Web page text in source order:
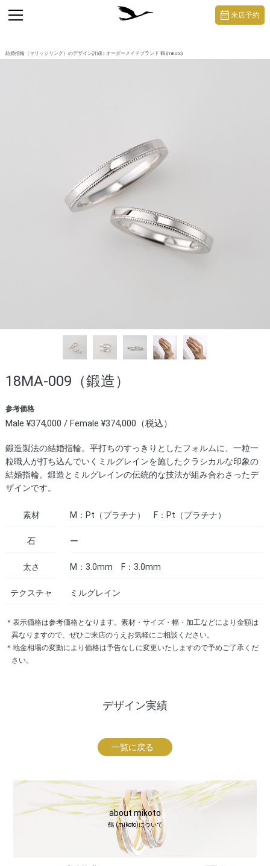
結婚指輪（マリッジリング）のデザイン詳細 | オーダーメイドブランド 鶴 (mikoto)
toggle
navigation
来店予約
18MA-009（鍛造）
参考価格
Male ¥374,000 / Female ¥374,000（税込）
鍛造製法の結婚指輪。平打ちのすっきりとしたフォルムに、一粒一
粒職人が打ち込んでいくミルグレインを施したクラシカルな印象の
結婚指輪。鍛造とミルグレインの伝統的な技法が組み合わさったデ
ザインです。
素材 M：Pt（プラチナ） F：Pt（プラチナ）
石 ー
太さ M：3.0mm F：3.0mm
テクスチャ ミルグレイン
＊表示価格は参考価格となります。素材・サイズ・幅・加工などにより金額は
異なりますので、ぜひご来店のうえお気軽にご相談ください。
＊地金相場の変動により価格は予告なしに変更いたしますので予めご了承くだ
さい。
デザイン実績
一覧に戻る
about mikoto
鶴 (mikoto)について